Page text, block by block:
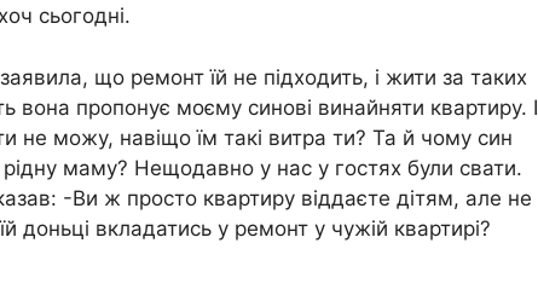
сьогодні.
що ремонт їй не підходить, і жити за таких
вона пропонує моєму синові винайняти квартиру. І
не можу, навіщо їм такі витра ти? Та й чому син
маму? Нещодавно у нас у гостях були свати.
-Ви ж просто квартиру віддаєте дітям, але не
доньці вкладатись у ремонт у чужій квартирі?